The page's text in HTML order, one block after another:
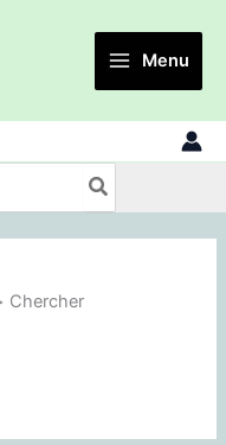
Menu
Chercher